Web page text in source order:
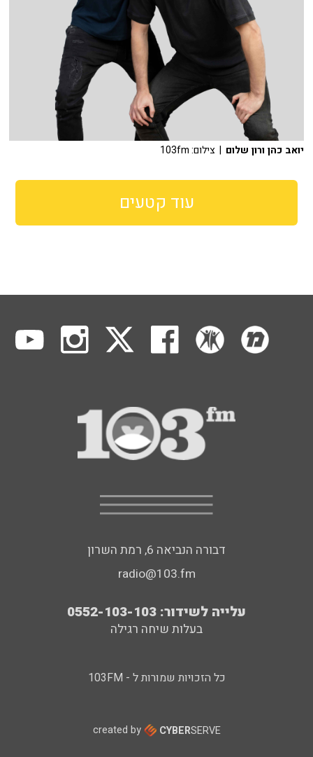
יואב כהן ורון שלום | צילום: 103fm
עוד קטעים
דבורה הנביאה 6, רמת השרון
radio@103.fm
עלייה לשידור: 0552-103-103
בעלות שיחה רגילה
כל הזכויות שמורות ל - 103FM
created by CYBERSERVE